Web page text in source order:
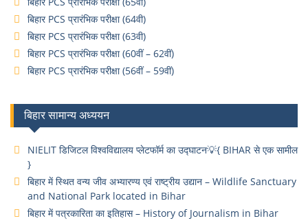
बिहार PCS प्रारंभिक परीक्षा (64वी)
बिहार PCS प्रारंभिक परीक्षा (63वी)
बिहार PCS प्रारंभिक परीक्षा (60वीं – 62वीं)
बिहार PCS प्रारंभिक परीक्षा (56वीं – 59वीं)
बिहार सामान्य अध्ययन
NIELIT डिजिटल विश्वविद्यालय प्लेटफॉर्म का उद्घाटन💡{ BIHAR से एक सामील
}
बिहार में स्थित वन्य जीव अभ्यारण्य एवं राष्ट्रीय उद्यान – Wildlife Sanctuary
and National Park located in Bihar
बिहार में पत्रकारिता का इतिहास – History of Journalism in Bihar